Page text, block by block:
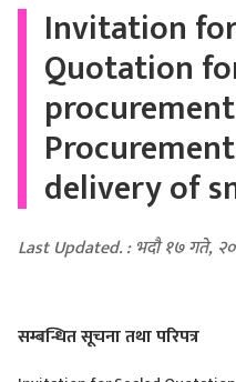
Invitation
Quotation
delivery of
Last Updated. : भदौ १७ गते,
सम्बन्धित सूचना तथा परिपत्र